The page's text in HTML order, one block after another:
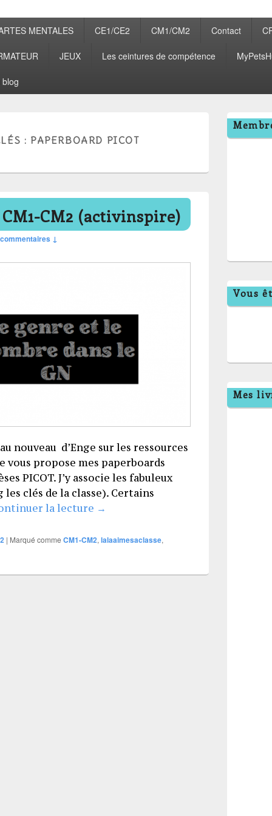
MENTALES CE1/CE2 CM1/CM2 Contact
JEUX Les ceintures de compétence
: PAPERBOARD PICOT
CM2 (activinspire)
↓
nouveau d’Enge sur les ressources
vous propose mes paperboards
PICOT. J’y associe les fabuleux
clés de la classe). Certains
la lecture Synthèses PICOT CM1-CM2
→
| Marqué comme CM1-CM2, lalaaimesaclasse,
Zone
principale
de
Vous
Mes